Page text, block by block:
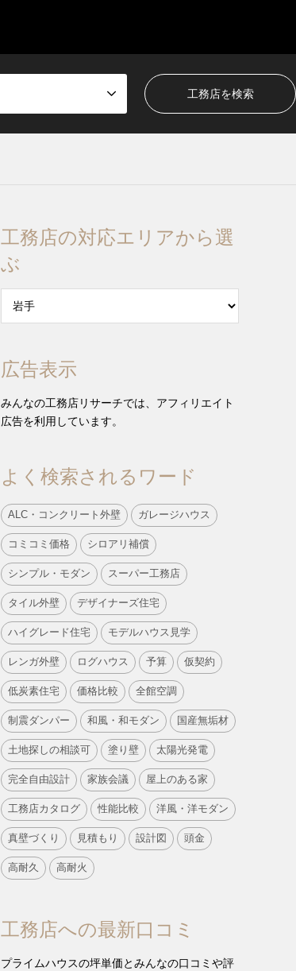
工務店の対応エリアから選
ぶ
広告表示
みんなの工務店リサーチでは、アフィリエイト
広告を利用しています。
よく検索されるワード
ALC・コンクリート外壁 ガレージハウス
コミコミ価格 シロアリ補償
シンプル・モダン スーパー工務店
タイル外壁 デザイナーズ住宅
ハイグレード住宅 モデルハウス見学
レンガ外壁 ログハウス 予算 仮契約
低炭素住宅 価格比較 全館空調
制震ダンパー 和風・和モダン 国産無垢材
土地探しの相談可 塗り壁 太陽光発電
完全自由設計 家族会議 屋上のある家
工務店カタログ 性能比較 洋風・洋モダン
真壁づくり 見積もり 設計図 頭金
高耐久 高耐火
工務店への最新口コミ
プライムハウスの坪単価とみんなの口コミや評